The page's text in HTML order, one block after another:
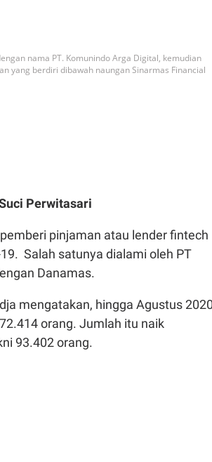
nama PT. Komunindo Arga Digital, kemudian
yang berdiri dibawah naungan Sinarmas Financial
Perwitasari
pinjaman atau lender fintech
Salah satunya dialami oleh PT
Danamas.
mengatakan, hingga Agustus
orang. Jumlah itu naik
93.402 orang.